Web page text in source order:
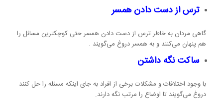
ترس از دست دادن همسر
گاهی مردان به خاطر ترس از دست دادن همسر حتی کوچکترین مسائل را
هم پنهان می‌کنند و به همسر دروغ می‌گویند .
ساکت نگه داشتن
با وجود اختلافات و مشکلات برخی از افراد به جای اینکه مسئله را حل کنند
دروغ می‌گویند تا اوضاع را مرتب نگه دارند.